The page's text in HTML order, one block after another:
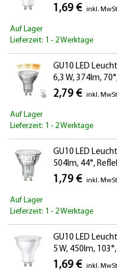
1,69 € inkl.
Auf Lager
Lieferzeit: 1 - 2 Werktage
GU10 LED
6,3 W, 374lm,
Reflektorspiegel
2,79 € inkl.
Auf Lager
Lieferzeit: 1 - 2 Werktage
GU10 LED
504lm, 44°,
1,79 € inkl.
Auf Lager
Lieferzeit: 1 - 2 Werktage
GU10 LED
5 W, 450lm,
1,69 € inkl.